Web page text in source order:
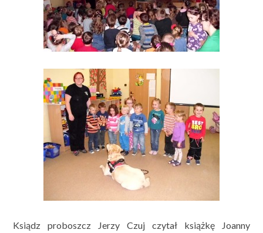
Ksiądz proboszcz Jerzy Czuj czytał książkę Joanny